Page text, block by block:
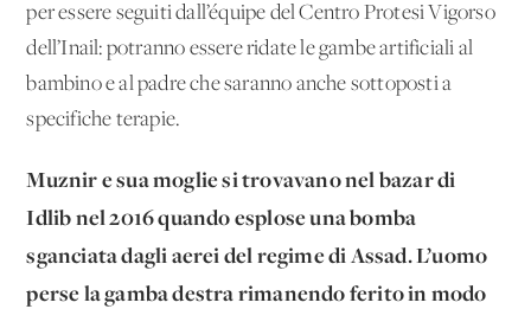
per essere seguiti dall’équipe del Centro Protesi Vigorso
dell’Inail: potranno essere ridate le gambe artificiali al
bambino e al padre che saranno anche sottoposti a
specifiche terapie.
Muznir e sua moglie si trovavano nel bazar di
Idlib nel 2016 quando esplose una bomba
sganciata dagli aerei del regime di Assad. L’uomo
perse la gamba destra rimanendo ferito in modo